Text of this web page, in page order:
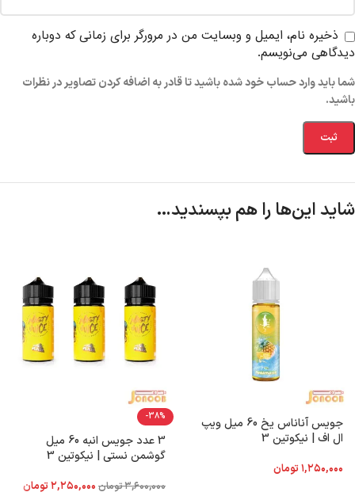
ذخیره نام، ایمیل و وبسایت من در مرورگر برای زمانی که دوباره
دیدگاهی می‌نویسم.
شما باید وارد حساب خود شده باشید تا قادر به اضافه کردن تصاویر در نظرات
باشید.
شاید این‌ها را هم بپسندید…
جویس آناناس یخ 60 میل ویپ
ال اف | نیکوتین 3
۱,۲۵۰,۰۰۰ تومان
-38%
3 عدد جویس انبه 60 میل
گوشمن نستی | نیکوتین 3
۳,۶۰۰,۰۰۰تومان ۲,۲۵۰,۰۰۰ تومان